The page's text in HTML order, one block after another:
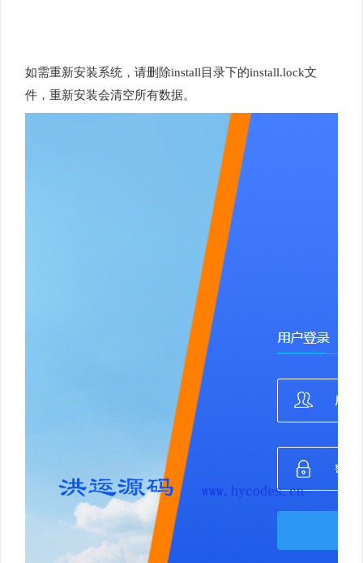
如需重新安装系统，请删除install目录下的install.lock文
件，重新安装会清空所有数据。